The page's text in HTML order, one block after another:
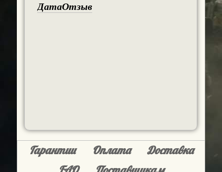
ДатаОтзыв
Гарантии Оплата
Доставка